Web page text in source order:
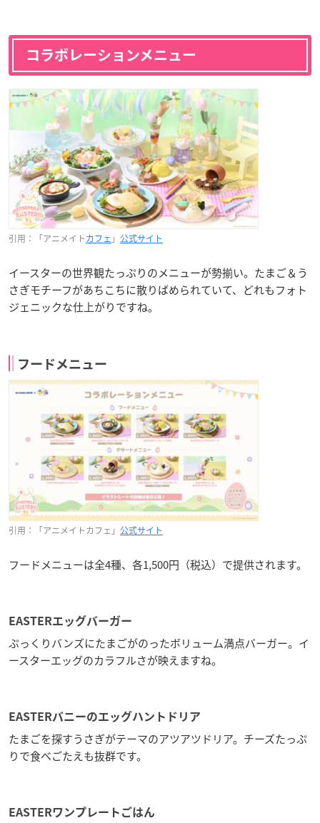
コラボレーションメニュー
引用：「アニメイトカフェ 」 公式サイト
イースターの世界観たっぷりのメニューが勢揃い。たまご＆う
さぎモチーフがあちこちに散りばめられていて、どれもフォト
ジェニックな仕上がりですね。
フードメニュー
引用：「アニメイトカフェ」 公式サイト
フードメニューは全4種、各1,500円（税込）で提供されます。
EASTERエッグバーガー
ぷっくりバンズにたまごがのったボリューム満点バーガー。イ
ースターエッグのカラフルさが映えますね。
EASTERバニーのエッグハントドリア
たまごを探すうさぎがテーマのアツアツドリア。チーズたっぷ
りで食べごたえも抜群です。
EASTERワンプレートごはん